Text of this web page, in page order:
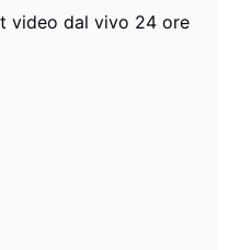
video dal vivo 24 ore